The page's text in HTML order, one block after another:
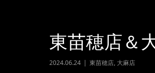
東苗穂店＆
2024.06.24 東苗穂店, 大麻店